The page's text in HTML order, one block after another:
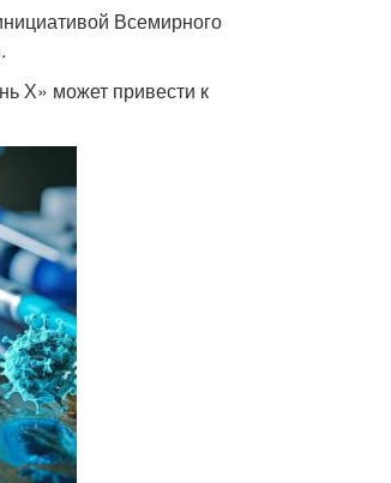
Всемирного
Х» может привести к